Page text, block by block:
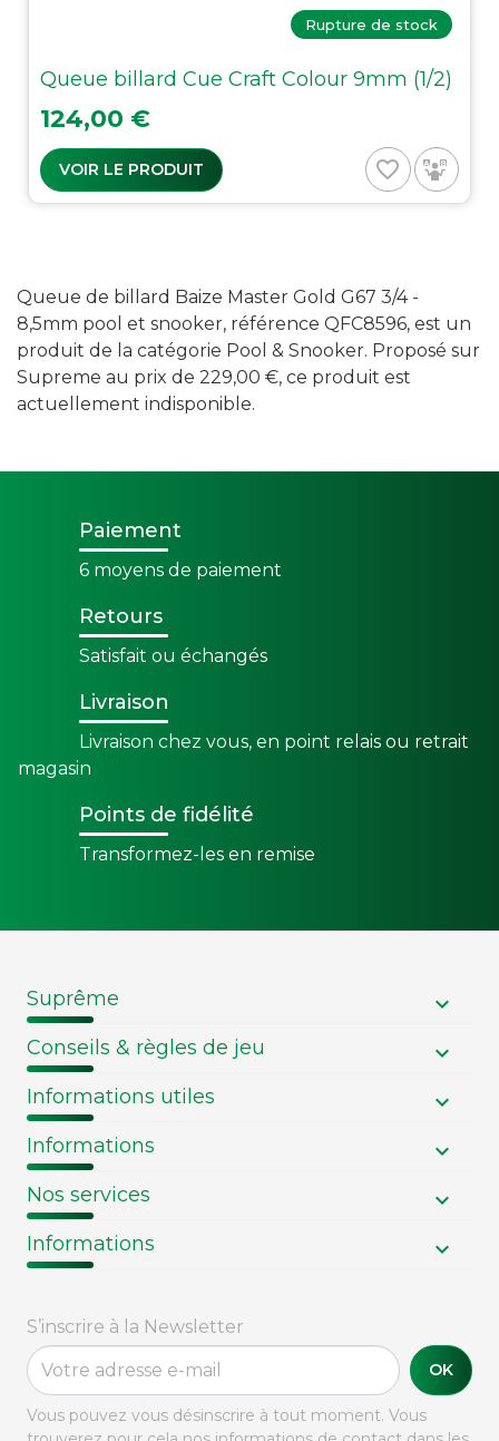
Rupture de stock
Queue billard Cue Craft Colour 9mm (1/2)
Prix
124,00 €
VOIR LE PRODUIT favorite_border
Queue de billard Baize Master Gold G67 3/4 -
8,5mm pool et snooker, référence QFC8596, est un
produit de la catégorie Pool & Snooker. Proposé sur
Supreme au prix de 229,00 €, ce produit est
actuellement indisponible.
Paiement
6 moyens de paiement
Retours
Satisfait ou échangés
Livraison
Livraison chez vous, en point relais ou retrait
magasin
Points de fidélité
Transformez-les en remise
Suprême
Conseils & règles de jeu
Informations utiles
Informations
Nos services
Informations
S’inscrire à la Newsletter
OK
Vous pouvez vous désinscrire à tout moment. Vous